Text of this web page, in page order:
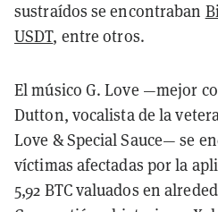
sustraídos se encontraban
USDT, entre otros.
El músico G. Love —mejor
Dutton, vocalista de la
Love & Special Sauce— se
víctimas afectadas por la
5,92 BTC valuados en